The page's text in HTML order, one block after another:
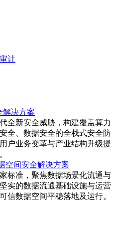
计
解决方案
全新安全威胁，构建覆盖算力
全、数据安全的全栈式安全防
户业务变革与产业结构升级提
空间安全解决方案
标准，聚焦数据场景化流通与
实的数据流通基础设施与运营
信数据空间平稳落地及运行。